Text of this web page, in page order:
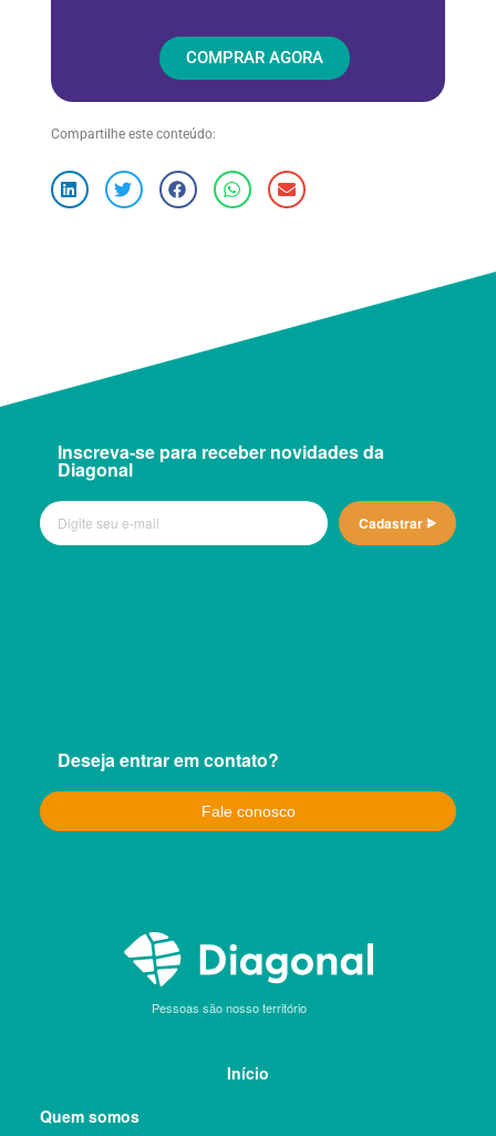
COMPRAR AGORA
Compartilhe este conteúdo:
Inscreva-se para receber novidades da
Diagonal
Cadastrar
Deseja entrar em contato?
Fale conosco
Pessoas são nosso território
Início
Quem somos